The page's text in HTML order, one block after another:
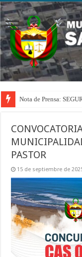
Nota de Prensa:
PASTOR
15 de septiembre de